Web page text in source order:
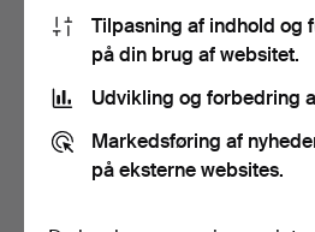
FLASH 2 Nikon SB-800 og
styreenhed SU-800.
Opnåede hammerslag 12 apr
2 bud
106 USD
34
Tilpasning af indhold og
på din brug af websitet.
Udvikling og forbedring
Markedsføring af
på eksterne websites.